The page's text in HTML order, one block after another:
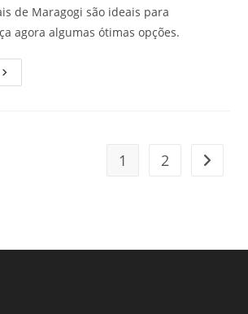
de Maragogi são ideais para
agora algumas ótimas opções.
Piscinas
1 2 Ir para